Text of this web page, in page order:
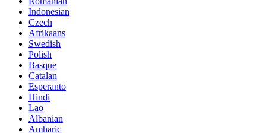
Indonesian
Czech
Afrikaans
Swedish
Polish
Basque
Catalan
Esperanto
Hindi
Lao
Albanian
Amharic